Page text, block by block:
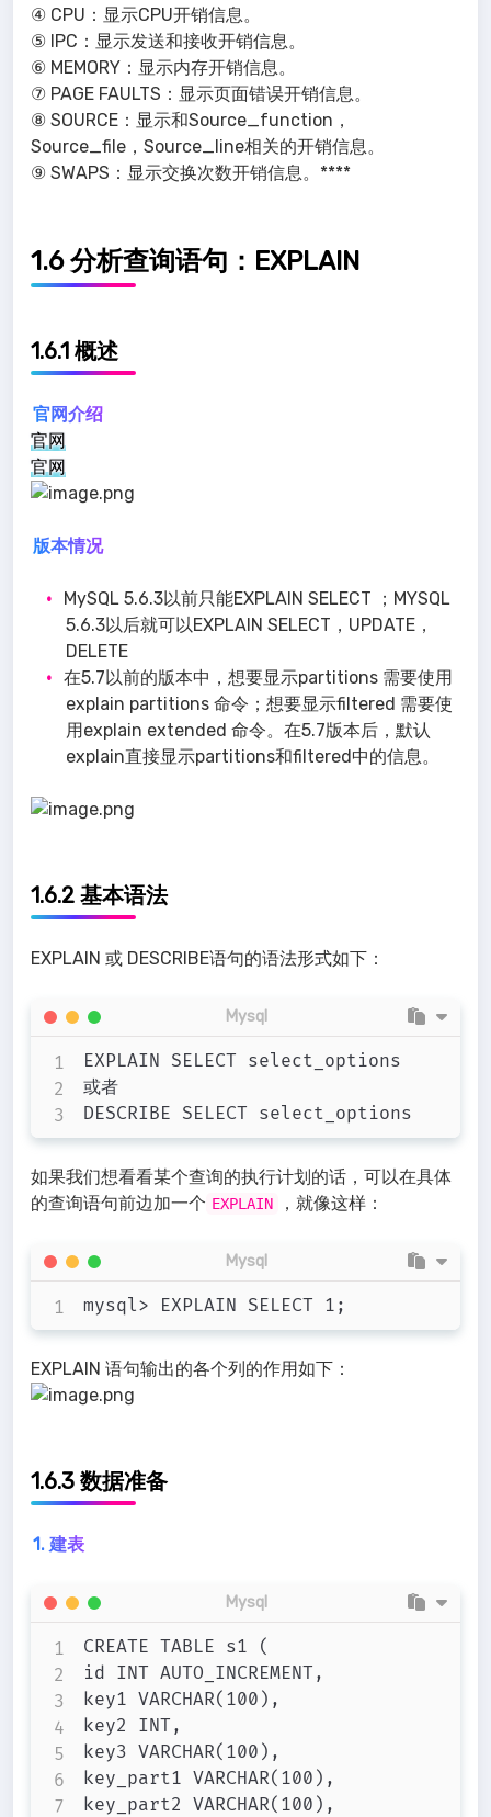
④ CPU：显示CPU开销信息。
⑤ IPC：显示发送和接收开销信息。
⑥ MEMORY：显示内存开销信息。
⑦ PAGE FAULTS：显示页面错误开销信息。
⑧ SOURCE：显示和Source_function，
Source_file，Source_line相关的开销信息。
⑨ SWAPS：显示交换次数开销信息。****
1.6 分析查询语句：EXPLAIN
1.6.1 概述
官网介绍
官网
官网
版本情况
MySQL 5.6.3以前只能EXPLAIN SELECT ；MYSQL
5.6.3以后就可以EXPLAIN SELECT，UPDATE，
DELETE
在5.7以前的版本中，想要显示partitions 需要使用
explain partitions 命令；想要显示filtered 需要使
用explain extended 命令。在5.7版本后，默认
explain直接显示partitions和filtered中的信息。
1.6.2 基本语法
EXPLAIN 或 DESCRIBE语句的语法形式如下：
EXPLAIN SELECT select_options
或者
Mysql
如果我们想看看某个查询的执行计划的话，可以在具体
的查询语句前边加一个 EXPLAIN ，就像这样：
Mysql
EXPLAIN 语句输出的各个列的作用如下：
1.6.3 数据准备
1. 建表
CREATE TABLE s1 (
id INT AUTO_INCREMENT,
key1 VARCHAR(100),
key2 INT,
key3 VARCHAR(100),
key_part1 VARCHAR(100),
key_part2 VARCHAR(100),
Mysql